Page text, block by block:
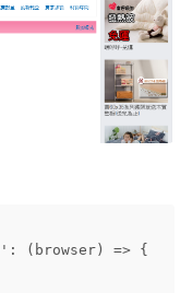
' : ( browser ) => {